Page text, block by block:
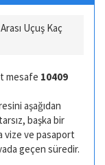
Uçuş Kaç
mesafe 10409
aşağıdan
başka bir
vize ve pasaport
geçen süredir.